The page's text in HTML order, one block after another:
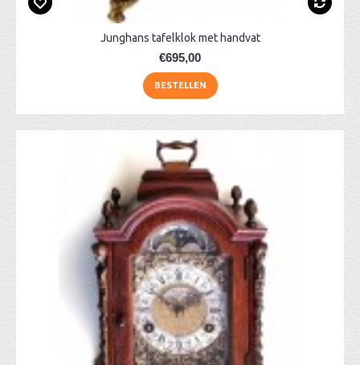
Junghans tafelklok met handvat
€695,00
BESTELLEN